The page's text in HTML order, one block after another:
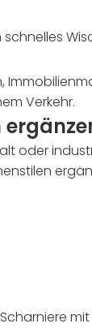
Verkehr.
oder